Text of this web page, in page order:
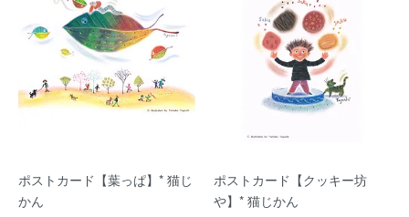
ポストカード【葉っぱ】* 猫じ
かん
ポストカード【クッキー坊
や】* 猫じかん